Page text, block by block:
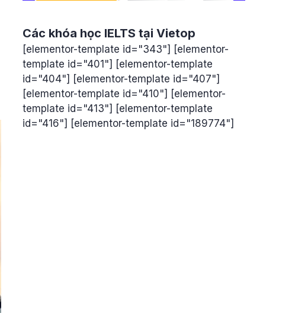
Các khóa học IELTS tại Vietop
[elementor-template id="343"] [elementor-
template id="401"] [elementor-template
id="404"] [elementor-template id="407"]
[elementor-template id="410"] [elementor-
template id="413"] [elementor-template
id="416"] [elementor-template id="189774"]